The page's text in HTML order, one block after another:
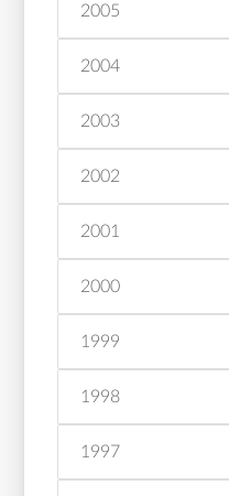
2005
2004
2003
2002
2001
2000
1999
1998
1997